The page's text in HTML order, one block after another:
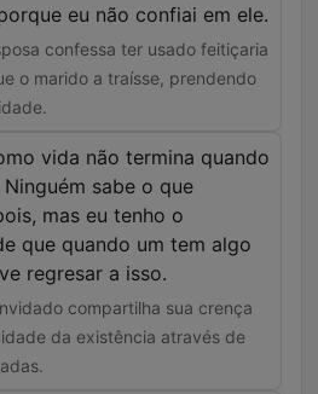
eu não confiai em ele.
confessa ter usado feitiçaria
o marido a traísse, prendendo
vida não termina quando
sabe o que
mas eu tenho o
que quando um tem algo
regresar a isso.
compartilha sua crença
da existência através de